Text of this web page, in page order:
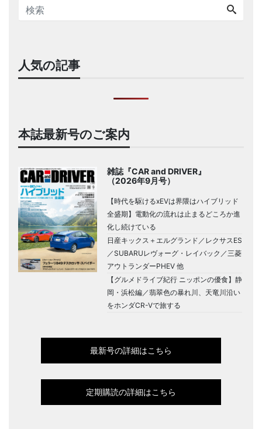
人気の記事
本誌最新号のご案内
雑誌『CAR and DRIVER』
（2026年9月号）
【時代を駆けるxEVは界隈はハイブリッド
全盛期】電動化の流れは止まるどころか進
化し続けている
日産キックス＋エルグランド／レクサスES
／SUBARUレヴォーグ・レイバック／三菱
アウトランダーPHEV 他
【グルメドライブ紀行 ニッポンの優食】静
岡・浜松編／翡翠色の暴れ川、天竜川沿い
をホンダCR-Vで旅する
最新号の詳細はこちら
定期購読の詳細はこちら